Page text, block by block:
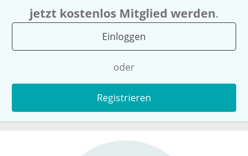
jetzt kostenlos Mitglied werden.
Einloggen
oder
Registrieren